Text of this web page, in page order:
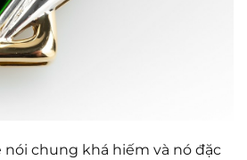
chung khá hiếm và nó đặc